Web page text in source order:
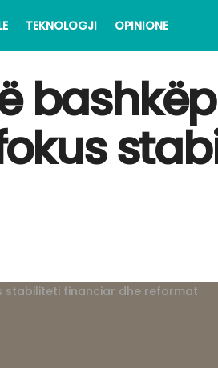
TEKNOLOGJI OPINIONE